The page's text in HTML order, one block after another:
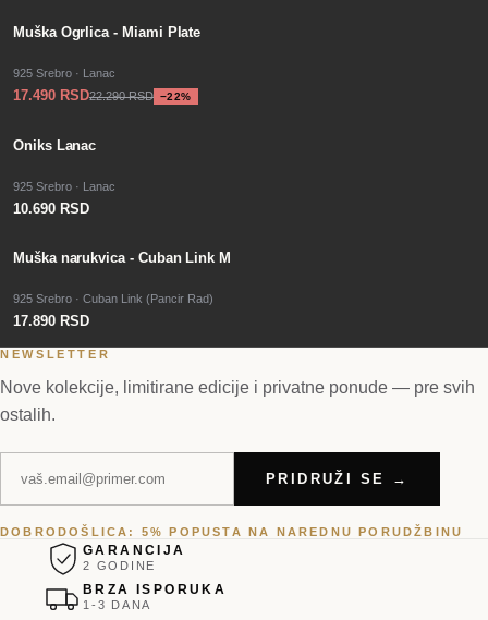
−22%
SALE
Muška Ogrlica - Miami Plate
925 Srebro · Lanac
17.490 RSD22.290 RSD −22%
PO PORUDŽBINI
Oniks Lanac
925 Srebro · Lanac
10.690 RSD
Muška narukvica - Cuban Link M
925 Srebro · Cuban Link (Pancir Rad)
17.890 RSD
NEWSLETTER
Nove kolekcije, limitirane edicije i privatne ponude — pre svih
ostalih.
PRIDRUŽI SE →
DOBRODOŠLICA: 5% POPUSTA NA NAREDNU PORUDŽBINU
GARANCIJA
2 GODINE
BRZA ISPORUKA
1-3 DANA